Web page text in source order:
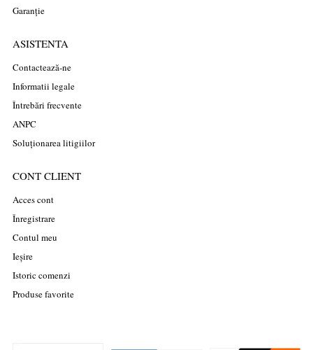
Garanție
ASISTENTA
Contactează-ne
Informatii legale
Întrebări frecvente
ANPC
Soluționarea litigiilor
CONT CLIENT
Acces cont
Înregistrare
Contul meu
Ieșire
Istoric comenzi
Produse favorite